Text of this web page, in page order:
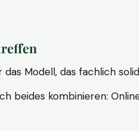
Modell, das fachlich
beides kombinieren: